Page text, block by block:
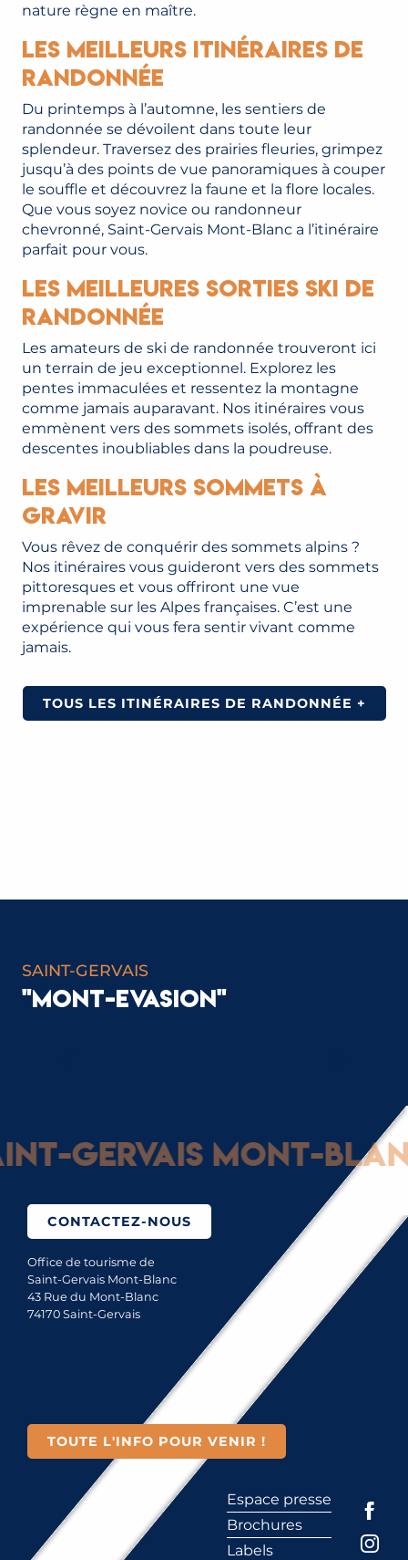
nature règne en maître.
Les Meilleurs Itinéraires de
Randonnée
Du printemps à l’automne, les sentiers de
randonnée se dévoilent dans toute leur
splendeur. Traversez des prairies fleuries, grimpez
jusqu’à des points de vue panoramiques à couper
le souffle et découvrez la faune et la flore locales.
Que vous soyez novice ou randonneur
chevronné, Saint-Gervais Mont-Blanc a l’itinéraire
parfait pour vous.
Les Meilleures Sorties Ski de
Randonnée
Les amateurs de ski de randonnée trouveront ici
un terrain de jeu exceptionnel. Explorez les
pentes immaculées et ressentez la montagne
comme jamais auparavant. Nos itinéraires vous
emmènent vers des sommets isolés, offrant des
descentes inoubliables dans la poudreuse.
Les Meilleurs Sommets à
Gravir
Vous rêvez de conquérir des sommets alpins ?
Nos itinéraires vous guideront vers des sommets
pittoresques et vous offriront une vue
imprenable sur les Alpes françaises. C’est une
expérience qui vous fera sentir vivant comme
jamais.
TOUS LES ITINÉRAIRES DE RANDONNÉE +
SAINT-GERVAIS
"MONT-EVASION"
Gervais Mont-Blanc
CONTACTEZ-NOUS
Office de tourisme de
Saint-Gervais Mont-Blanc
43 Rue du Mont-Blanc
74170 Saint-Gervais
TOUTE L'INFO POUR VENIR !
Espace presse
Brochures
Labels